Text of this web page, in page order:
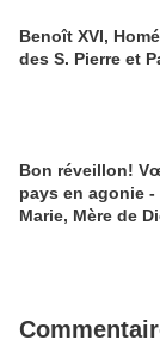
Benoît XVI,
des S. Pierre et
Bon réveillon!
pays en agonie -
Marie, Mère de